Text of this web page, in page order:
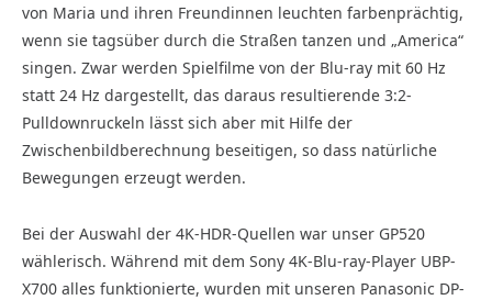
von Maria und ihren Freundinnen leuchten farbenprächtig,
wenn sie tagsüber durch die Straßen tanzen und „America“
singen. Zwar werden Spielfilme von der Blu-ray mit 60 Hz
statt 24 Hz dargestellt, das daraus resultierende 3:2-
Pulldownruckeln lässt sich aber mit Hilfe der
Zwischenbildberechnung beseitigen, so dass natürliche
Bewegungen erzeugt werden.
Bei der Auswahl der 4K-HDR-Quellen war unser GP520
wählerisch. Während mit dem Sony 4K-Blu-ray-Player UBP-
X700 alles funktionierte, wurden mit unseren Panasonic DP-